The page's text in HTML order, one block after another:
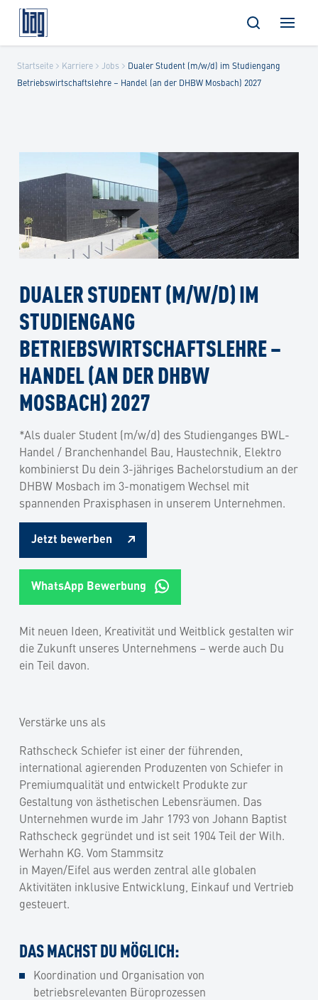
content
Startseite Karriere Jobs
Dualer Student (m/w/d) im Studiengang
Betriebswirtschaftslehre – Handel (an der DHBW Mosbach) 2027
DUALER STUDENT (M/W/D) IM
STUDIENGANG
BETRIEBSWIRTSCHAFTSLEHRE –
HANDEL (AN DER DHBW
MOSBACH) 2027
*Als dualer Student (m/w/d) des Studienganges BWL-
Handel / Branchenhandel Bau, Haustechnik, Elektro
kombinierst Du dein 3-jähriges Bachelorstudium an der
DHBW Mosbach im 3-monatigem Wechsel mit
spannenden Praxisphasen in unserem Unternehmen.
Jetzt bewerben
WhatsApp Bewerbung
Mit neuen Ideen, Kreativität und Weitblick gestalten wir
die Zukunft unseres Unternehmens – werde auch Du
ein Teil davon.
Verstärke uns als
Rathscheck Schiefer ist einer der führenden,
international agierenden Produzenten von Schiefer in
Premiumqualität und entwickelt Produkte zur
Gestaltung von ästhetischen Lebensräumen. Das
Unternehmen wurde im Jahr 1793 von Johann Baptist
Rathscheck gegründet und ist seit 1904 Teil der Wilh.
Werhahn KG. Vom Stammsitz
in Mayen/Eifel aus werden zentral alle globalen
Aktivitäten inklusive Entwicklung, Einkauf und Vertrieb
gesteuert.
DAS MACHST DU MÖGLICH:
Koordination und Organisation von
betriebsrelevanten Büroprozessen